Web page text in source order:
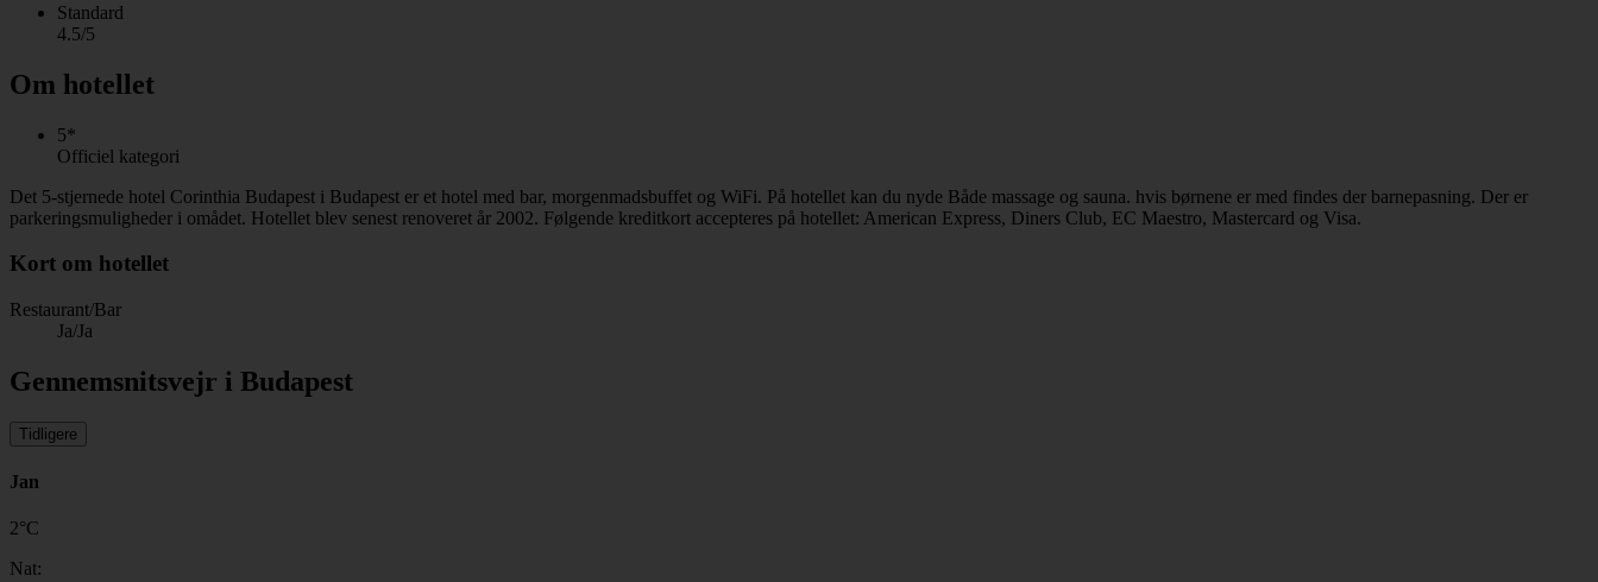
Standard
4.5/5
Om hotellet
5*
Officiel kategori
Det 5-stjernede hotel Corinthia Budapest i Budapest er et hotel med bar, morgenmadsbuffet og WiFi. På hotellet kan du nyde Både massage og sauna. hvis børnene er med findes der barnepasning. Der er
parkeringsmuligheder i omådet. Hotellet blev senest renoveret år 2002. Følgende kreditkort accepteres på hotellet: American Express, Diners Club, EC Maestro, Mastercard og Visa.
Kort om hotellet
Restaurant/Bar
Ja/Ja
Gennemsnitsvejr i Budapest
Tidligere
Jan
2°C
Nat: